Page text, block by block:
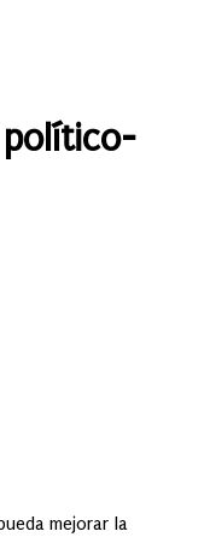
mejorar la